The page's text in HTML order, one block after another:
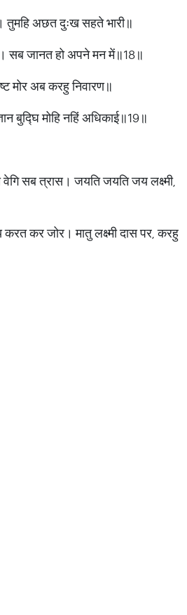
तुमहि अछत दुःख सहते भारी॥
सब जानत हो अपने मन में॥18॥
मोर अब करहु निवारण॥
बुद्घि मोहि नहिं अधिकाई॥19॥
वेगि सब त्रास। जयति जयति जय लक्ष्मी,
करत कर जोर। मातु लक्ष्मी दास पर, करहु